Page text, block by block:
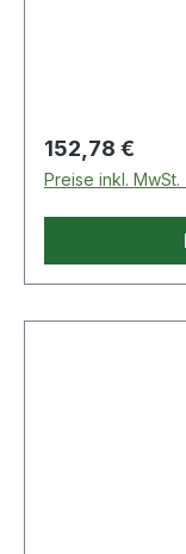
1125
· 2-teilige
Falle und
Vierkant 9 mm
Regulärer Preis:
152,78 €
Preise inkl.